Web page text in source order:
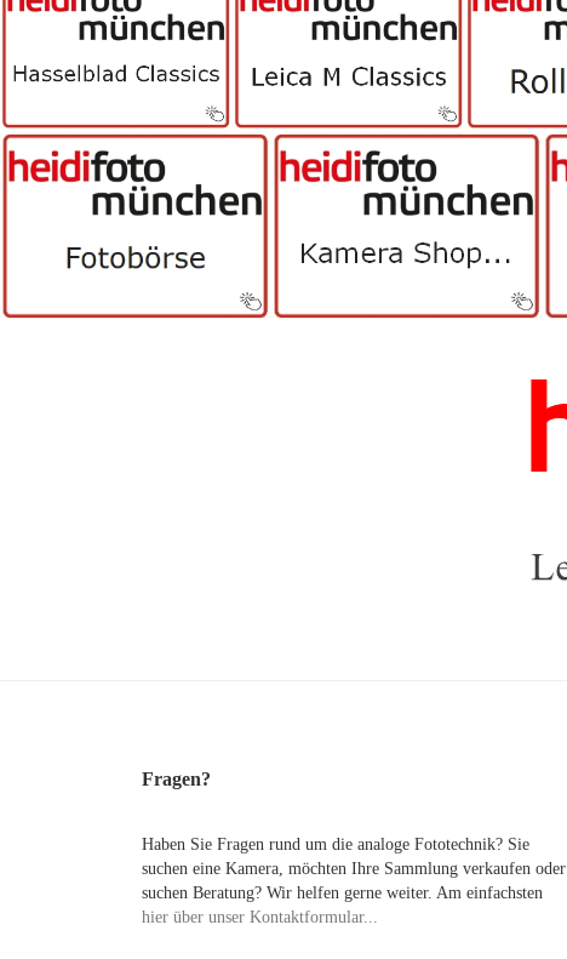
Fragen?
Haben Sie Fragen rund um die analoge Fototechnik? Sie
suchen eine Kamera, möchten Ihre Sammlung verkaufen oder
suchen Beratung? Wir helfen gerne weiter. Am einfachsten
hier über unser Kontaktformular...